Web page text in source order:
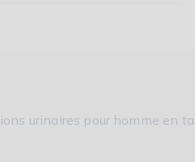
urinaires pour homme en